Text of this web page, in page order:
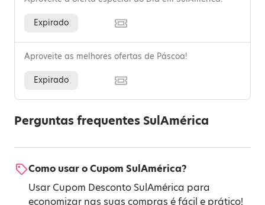
Expirado
Aproveite as melhores ofertas de Páscoa!
Expirado
Perguntas frequentes SulAmérica
Como usar o Cupom SulAmérica?
Usar Cupom Desconto SulAmérica para
economizar nas suas compras é fácil e prático!